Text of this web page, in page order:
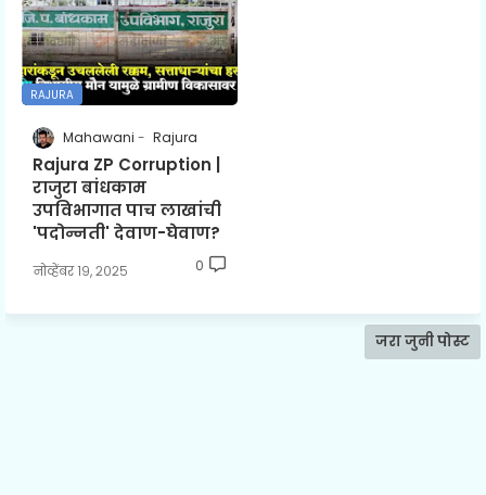
RAJURA
Mahawani Rajura
Rajura ZP Corruption |
राजुरा बांधकाम
उपविभागात पाच लाखांची
'पदोन्नती' देवाण-घेवाण?
नोव्हेंबर १९, २०२५ 0
जरा जुनी पोस्ट